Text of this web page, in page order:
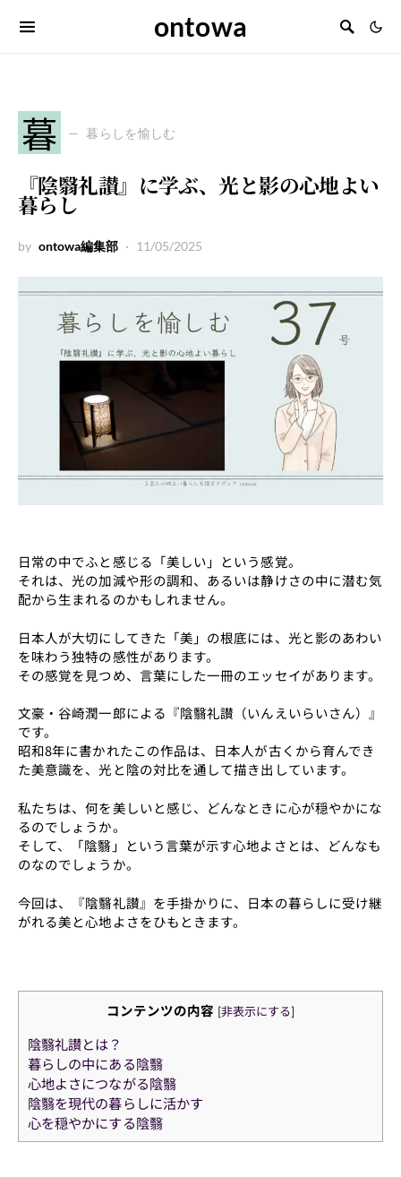
ontowa
暮 暮らしを愉しむ
『陰翳礼讃』に学ぶ、光と影の心地よい
暮らし
by ontowa編集部 11/05/2025
日常の中でふと感じる「美しい」という感覚。
それは、光の加減や形の調和、あるいは静けさの中に潜む気
配から生まれるのかもしれません。
日本人が大切にしてきた「美」の根底には、光と影のあわい
を味わう独特の感性があります。
その感覚を見つめ、言葉にした一冊のエッセイがあります。
文豪・谷崎潤一郎による『陰翳礼讃（いんえいらいさん）』
です。
昭和8年に書かれたこの作品は、日本人が古くから育んでき
た美意識を、光と陰の対比を通して描き出しています。
私たちは、何を美しいと感じ、どんなときに心が穏やかにな
るのでしょうか。
そして、「陰翳」という言葉が示す心地よさとは、どんなも
のなのでしょうか。
今回は、『陰翳礼讃』を手掛かりに、日本の暮らしに受け継
がれる美と心地よさをひもときます。
コンテンツの内容 [非表示にする]
陰翳礼讃とは？
暮らしの中にある陰翳
心地よさにつながる陰翳
陰翳を現代の暮らしに活かす
心を穏やかにする陰翳